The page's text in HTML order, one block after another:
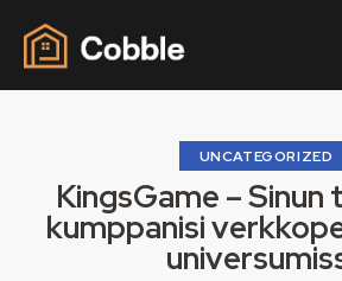
UNCATEGORIZED
KingsGame – Sinun
kumppanisi